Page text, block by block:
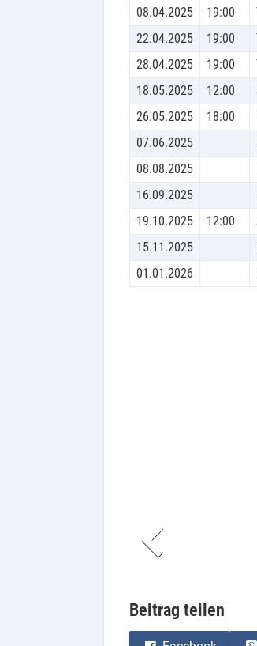
08.04.2025
19:00
22.04.2025
19:00
28.04.2025
19:00
18.05.2025
12:00
26.05.2025
18:00
07.06.2025
08.08.2025
16.09.2025
19.10.2025
12:00
15.11.2025
01.01.2026
Beitrag teilen